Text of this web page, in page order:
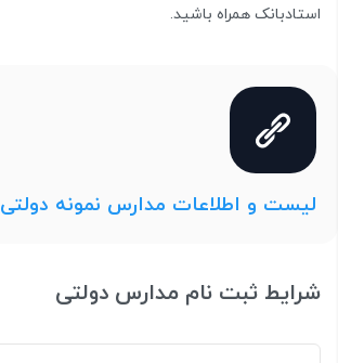
استادبانک همراه باشید.
لیست و اطلاعات مدارس نمونه دولتی
شرایط ثبت نام مدارس دولتی